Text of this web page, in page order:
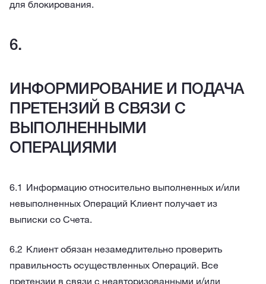
для блокирования.
ИНФОРМИРОВАНИЕ И ПОДАЧА
ПРЕТЕНЗИЙ В СВЯЗИ С
ВЫПОЛНЕННЫМИ
ОПЕРАЦИЯМИ
Информацию относительно выполненных и/или
невыполненных Операций Клиент получает из
выписки со Счета.
Клиент обязан незамедлительно проверить
правильность осуществленных Операций. Все
претензии в связи с неавторизованными и/или